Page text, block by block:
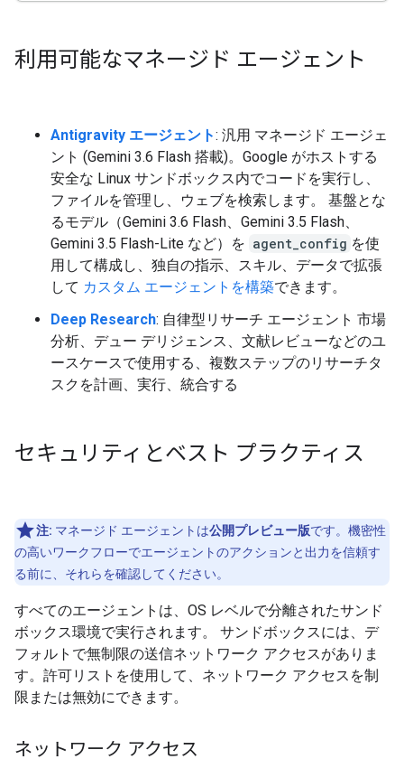
利用可能なマネージド エージェント
Antigravity エージェント: 汎用 マネージド エージェ
ント (Gemini 3.6 Flash 搭載)。Google がホストする
安全な Linux サンドボックス内でコードを実行し、
ファイルを管理し、ウェブを検索します。 基盤とな
るモデル（Gemini 3.6 Flash、Gemini 3.5 Flash、
Gemini 3.5 Flash-Lite など）を agent_config を使
用して構成し、独自の指示、スキル、データで拡張
して カスタム エージェントを構築できます。
Deep Research: 自律型リサーチ エージェント 市場
分析、デュー デリジェンス、文献レビューなどのユ
ースケースで使用する、複数ステップのリサーチタ
スクを計画、実行、統合する
セキュリティとベスト プラクティス
注: マネージド エージェントは公開プレビュー版です。機密性
の高いワークフローでエージェントのアクションと出力を信頼す
る前に、それらを確認してください。
すべてのエージェントは、OS レベルで分離されたサンド
ボックス環境で実行されます。 サンドボックスには、デ
フォルトで無制限の送信ネットワーク アクセスがありま
す。許可リストを使用して、ネットワーク アクセスを制
限または無効にできます。
ネットワーク アクセス